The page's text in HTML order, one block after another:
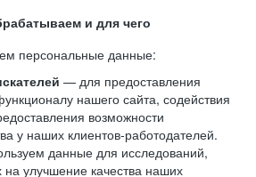
и для чего
персональные данные:
— для предоставления
нашего сайта, содействия
возможности
у наших клиентов-работодателей.
данные для исследований,
улучшение качества наших